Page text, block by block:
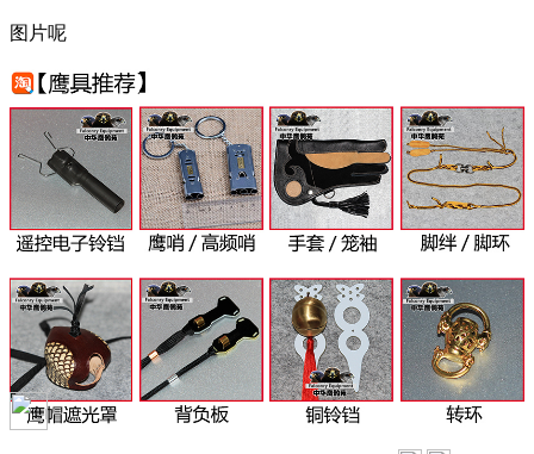
图片呢